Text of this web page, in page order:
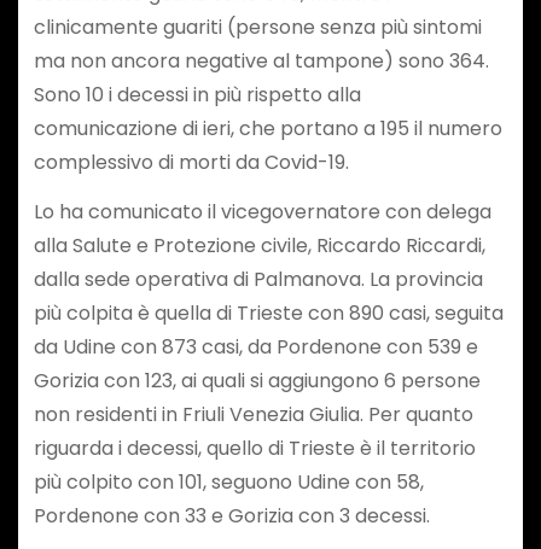
clinicamente guariti (persone senza più sintomi
ma non ancora negative al tampone) sono 364.
Sono 10 i decessi in più rispetto alla
comunicazione di ieri, che portano a 195 il numero
complessivo di morti da Covid-19.
Lo ha comunicato il vicegovernatore con delega
alla Salute e Protezione civile, Riccardo Riccardi,
dalla sede operativa di Palmanova. La provincia
più colpita è quella di Trieste con 890 casi, seguita
da Udine con 873 casi, da Pordenone con 539 e
Gorizia con 123, ai quali si aggiungono 6 persone
non residenti in Friuli Venezia Giulia. Per quanto
riguarda i decessi, quello di Trieste è il territorio
più colpito con 101, seguono Udine con 58,
Pordenone con 33 e Gorizia con 3 decessi.